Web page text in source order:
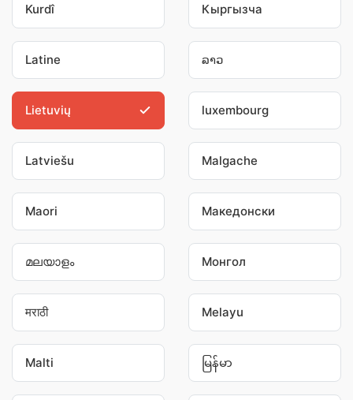
Kurdî Кыргызча
Latine ລາວ
Lietuvių luxembourg
Latviešu Malgache
Maori Македонски
മലയാളം Монгол
मराठी Melayu
Malti မြန်မာ